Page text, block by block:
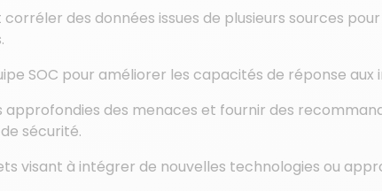
des données issues de plusieurs sources
SOC pour améliorer les capacités de réponse aux
approfondies des menaces et fournir des
sécurité.
visant à intégrer de nouvelles technologies ou